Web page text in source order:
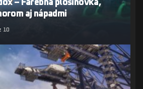
– Farebná plošinovka,
aj nápadmi
10